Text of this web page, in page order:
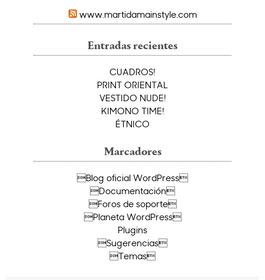
www.martidamainstyle.com
Entradas recientes
CUADROS!
PRINT ORIENTAL
VESTIDO NUDE!
KIMONO TIME!
ÉTNICO
Marcadores
Blog oficial WordPress
Documentación
Foros de soporte
Planeta WordPress
Plugins
Sugerencias
Temas